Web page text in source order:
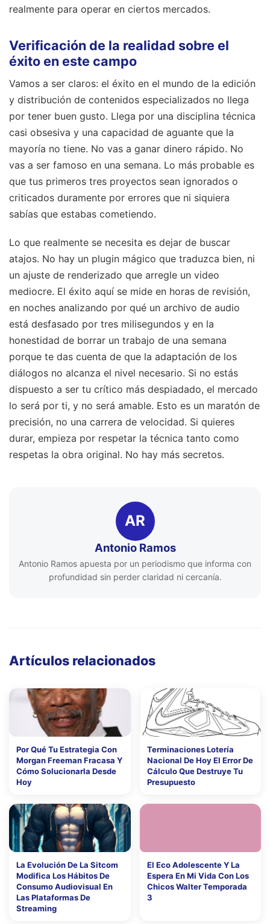
realmente para operar en ciertos mercados.
Verificación de la realidad sobre el
éxito en este campo
Vamos a ser claros: el éxito en el mundo de la edición
y distribución de contenidos especializados no llega
por tener buen gusto. Llega por una disciplina técnica
casi obsesiva y una capacidad de aguante que la
mayoría no tiene. No vas a ganar dinero rápido. No
vas a ser famoso en una semana. Lo más probable es
que tus primeros tres proyectos sean ignorados o
criticados duramente por errores que ni siquiera
sabías que estabas cometiendo.
Lo que realmente se necesita es dejar de buscar
atajos. No hay un plugin mágico que traduzca bien, ni
un ajuste de renderizado que arregle un video
mediocre. El éxito aquí se mide en horas de revisión,
en noches analizando por qué un archivo de audio
está desfasado por tres milisegundos y en la
honestidad de borrar un trabajo de una semana
porque te das cuenta de que la adaptación de los
diálogos no alcanza el nivel necesario. Si no estás
dispuesto a ser tu crítico más despiadado, el mercado
lo será por ti, y no será amable. Esto es un maratón de
precisión, no una carrera de velocidad. Si quieres
durar, empieza por respetar la técnica tanto como
respetas la obra original. No hay más secretos.
AR
Antonio Ramos
Antonio Ramos apuesta por un periodismo que informa con
profundidad sin perder claridad ni cercanía.
Artículos relacionados
Por Qué Tu Estrategia Con
Morgan Freeman Fracasa Y
Cómo Solucionarla Desde
Hoy
Terminaciones Lotería
Nacional De Hoy El Error De
Cálculo Que Destruye Tu
Presupuesto
La Evolución De La Sitcom
Modifica Los Hábitos De
Consumo Audiovisual En
Las Plataformas De
Streaming
El Eco Adolescente Y La
Espera En Mi Vida Con Los
Chicos Walter Temporada
3